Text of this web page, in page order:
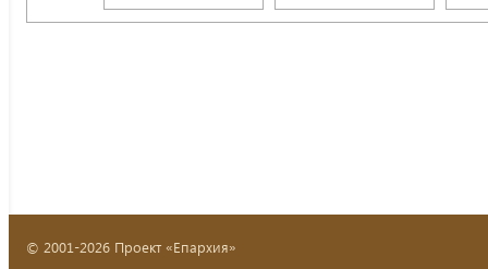
© 2001-2026 Проект «Епархия»